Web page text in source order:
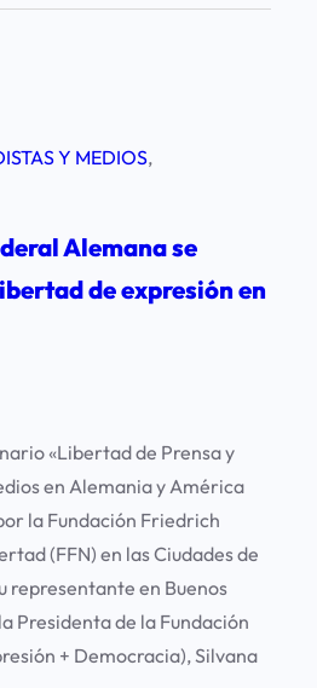
Y MEDIOS
Alemana se
de expresión en
«Libertad de Prensa y
en Alemania y América
la Fundación Friedrich
(FFN) en las Ciudades de
representante en Buenos
Presidenta de la Fundación
+ Democracia), Silvana